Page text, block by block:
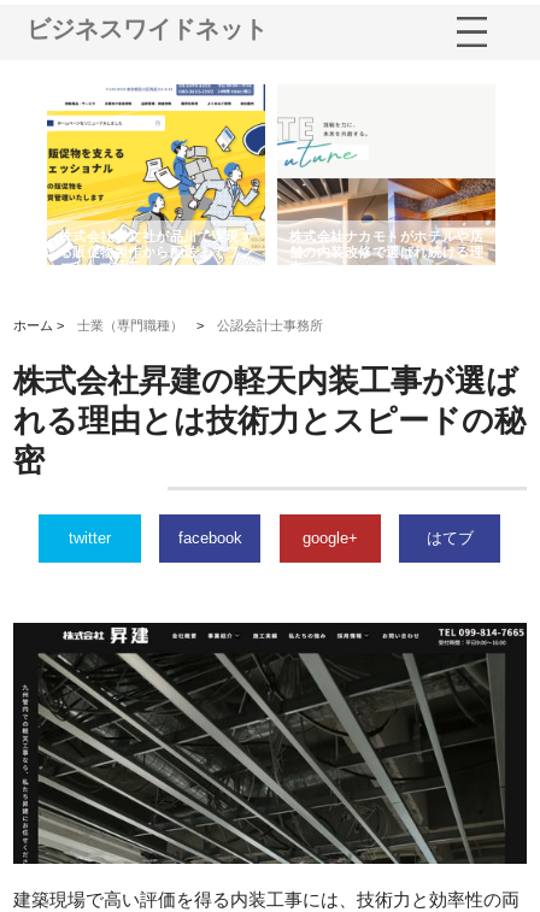
ビジネスワイドネット
株式会社耕文社が品川で実現す
る販促物製作から配送までワン
ストップ対応
株式会社ナカモトがホテルや店
舗の内装改修で選ばれ続ける理
由
ホーム >士業（専門職種） >公認会計士事務所
株式会社昇建の軽天内装工事が選ば
れる理由とは技術力とスピードの秘
密
twitter facebook google+ はてブ
建築現場で高い評価を得る内装工事には、技術力と効率性の両